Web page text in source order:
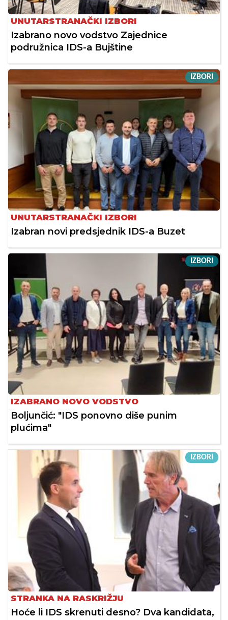
UNUTARSTRANAČKI IZBORI
Izabrano novo vodstvo Zajednice
podružnica IDS-a Bujštine
IZBORI
UNUTARSTRANAČKI IZBORI
Izabran novi predsjednik IDS-a Buzet
IZBORI
IZABRANO NOVO VODSTVO
Boljunčić: "IDS ponovno diše punim
plućima"
IZBORI
STRANKA NA RASKRIŽJU
Hoće li IDS skrenuti desno? Dva kandidata,